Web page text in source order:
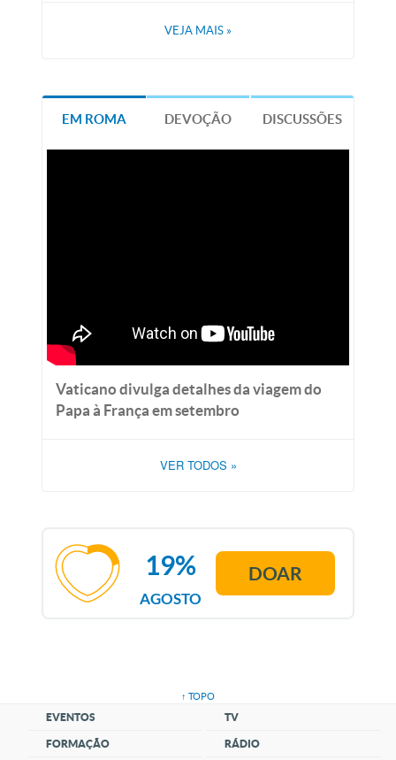
VEJA MAIS »
EM ROMA DEVOÇÃO DISCUSSÕES
Vaticano divulga detalhes da viagem do
Papa à França em setembro
VER TODOS »
AGOSTO
19% DOAR
↑ TOPO
EVENTOS
FORMAÇÃO
TV
RÁDIO